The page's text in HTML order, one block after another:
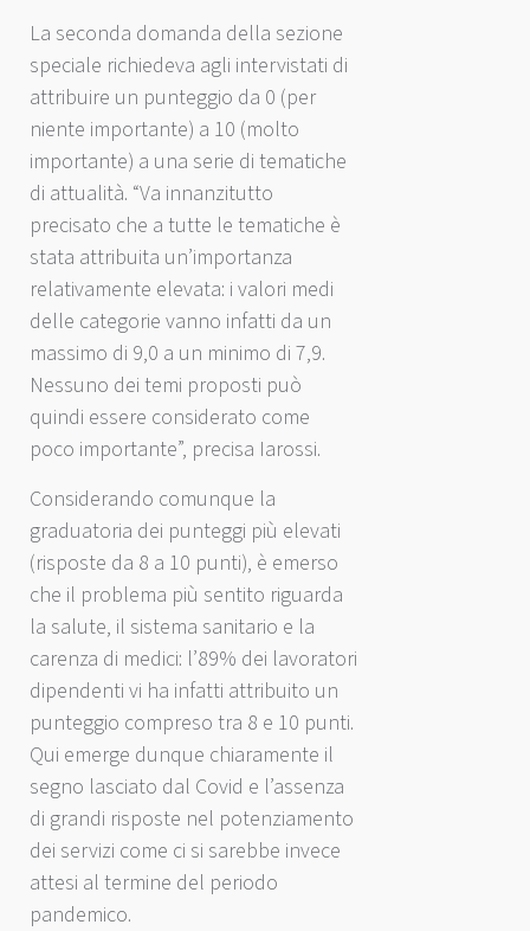
La seconda domanda della sezione
speciale richiedeva agli intervistati di
attribuire un punteggio da 0 (per
niente importante) a 10 (molto
importante) a una serie di tematiche
di attualità. “Va innanzitutto
precisato che a tutte le tematiche è
stata attribuita un’importanza
relativamente elevata: i valori medi
delle categorie vanno infatti da un
massimo di 9,0 a un minimo di 7,9.
Nessuno dei temi proposti può
quindi essere considerato come
poco importante”, precisa Iarossi.
Considerando comunque la
graduatoria dei punteggi più elevati
(risposte da 8 a 10 punti), è emerso
che il problema più sentito riguarda
la salute, il sistema sanitario e la
carenza di medici: l’89% dei lavoratori
dipendenti vi ha infatti attribuito un
punteggio compreso tra 8 e 10 punti.
Qui emerge dunque chiaramente il
segno lasciato dal Covid e l’assenza
di grandi risposte nel potenziamento
dei servizi come ci si sarebbe invece
attesi al termine del periodo
pandemico.